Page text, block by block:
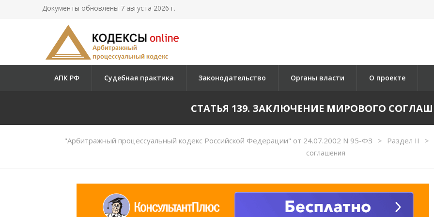
Документы обновлены 7 августа 2026 г.
АПК РФ Судебная практика Законодательство Органы власти О проекте
СТАТЬЯ 139. ЗАКЛЮЧЕНИЕ МИРОВОГО
"Арбитражный процессуальный кодекс Российской Федерации" от 24.07.2002 N 95-ФЗ > Раздел II
>
соглашения